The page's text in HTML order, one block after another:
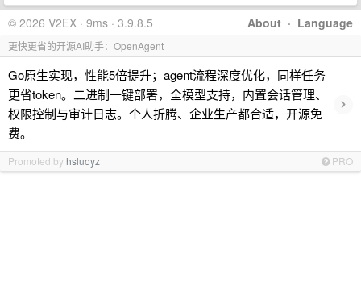
About · Language
© 2026 V2EX · 9ms · 3.9.8.5
更快更省的开源AI助手：OpenAgent
Go原生实现，性能5倍提升；agent流程深度优化，同样任务
更省token。二进制一键部署，全模型支持，内置会话管理、
权限控制与审计日志。个人折腾、企业生产都合适，开源免
费。
›
Promoted by hsluoyz PRO